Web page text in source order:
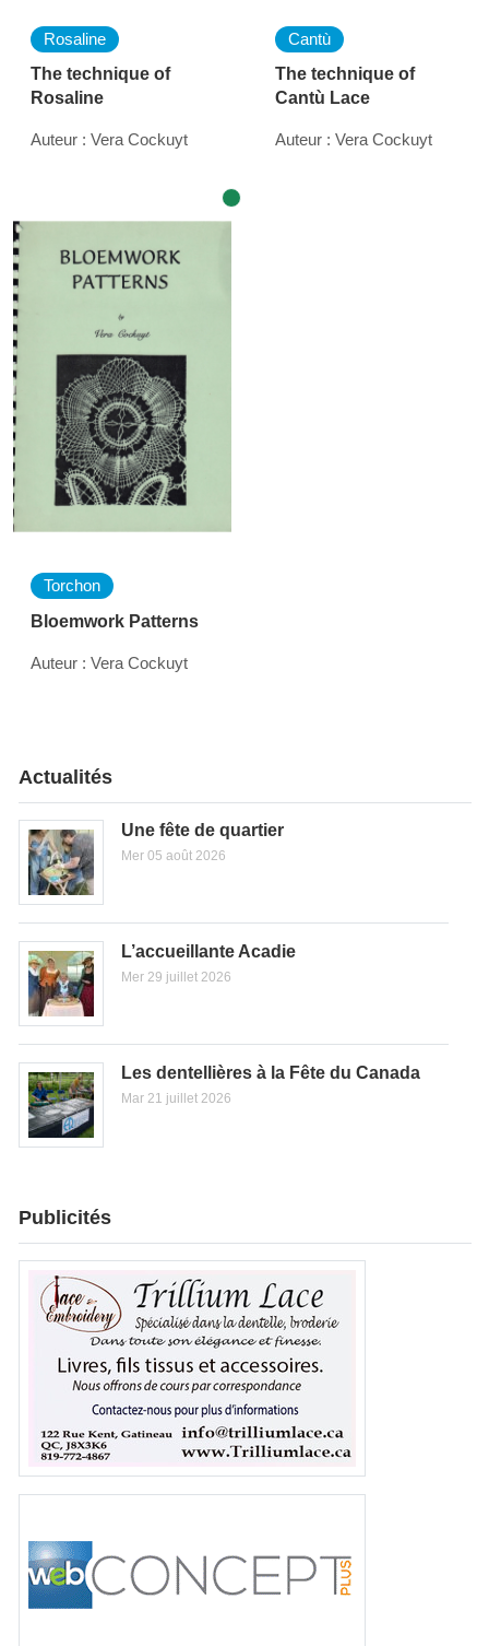
Rosaline
The technique of
Rosaline
Auteur : Vera Cockuyt
Cantù
The technique of
Cantù Lace
Auteur : Vera Cockuyt
Torchon
Bloemwork Patterns
Auteur : Vera Cockuyt
Actualités
Une fête de quartier
Mer 05 août 2026
L’accueillante Acadie
Mer 29 juillet 2026
Les dentellières à la Fête du Canada
Mar 21 juillet 2026
Publicités